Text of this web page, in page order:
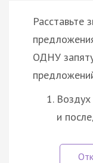
Расставьте
ОДНУ
и